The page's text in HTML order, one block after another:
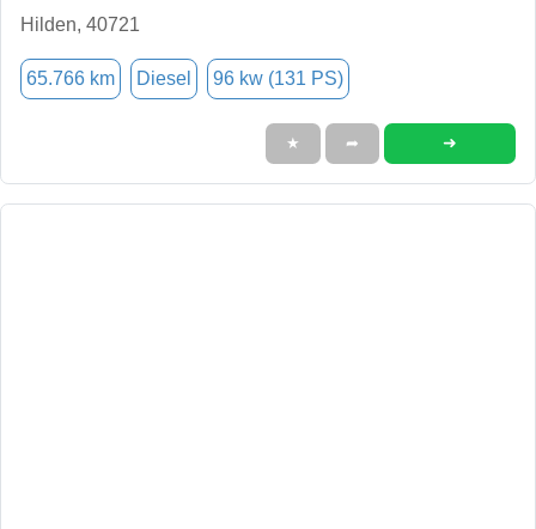
Hilden, 40721
65.766 km Diesel 96 kw (131 PS)
★ ➦ ➜